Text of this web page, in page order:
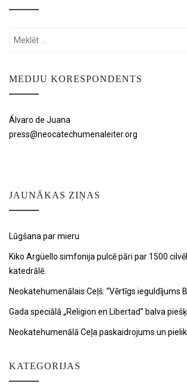
Search
MEDIJU KORESPONDENTS
Álvaro de Juana
press@neocatechumenaleiter.org
JAUNĀKAS ZIŅAS
Lūgšana par mieru
Kiko Argüello simfonija pulcē pāri par 1500
katedrālē.
Neokatehumenālais Ceļš: “Vērtīgs ieguldījums
Gada speciālā „Religion en Libertad” balva
Neokatehumenālā Ceļa paskaidrojums un
KATEGORIJAS